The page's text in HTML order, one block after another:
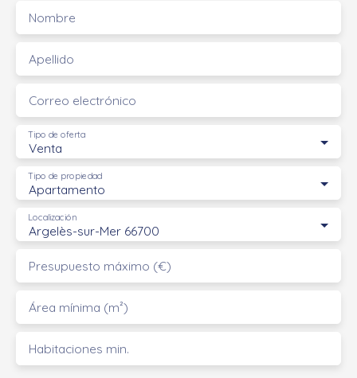
Nombre
Apellido
Correo electrónico
Venta
Tipo de oferta
Apartamento
Tipo de propiedad
Argelès-sur-Mer 66700
Localización
Presupuesto máximo (€)
Área mínima (m²)
Habitaciones min.